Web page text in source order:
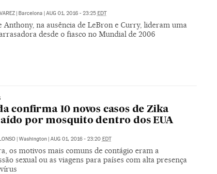
Barcelona AUG 01, 2016 - 23:25 EDT
Anthony, na ausência de LeBron e Curry, lideram uma
desde o fiasco no Mundial de 2006
confirma 10 novos casos de Zika
por mosquito dentro dos EUA
| Washington | AUG 01, 2016 - 23:20 EDT
os motivos mais comuns de contágio eram a
sexual ou as viagens para países com alta presença